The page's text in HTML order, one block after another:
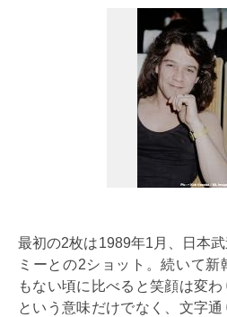
最初の2枚は1989年1月、日本
ミーとの2ショット。続いて新
もない頃に比べると笑顔は変
という意味だけでなく、文字